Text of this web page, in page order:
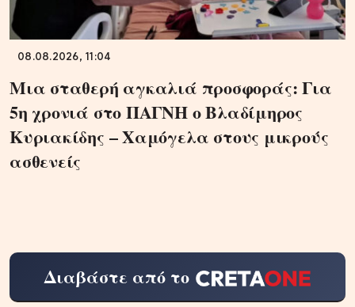
08.08.2026, 11:04
Μια σταθερή αγκαλιά προσφοράς: Για
5η χρονιά στο ΠΑΓΝΗ ο Βλαδίμηρος
Κυριακίδης – Χαμόγελα στους μικρούς
ασθενείς
Διαβάστε από το